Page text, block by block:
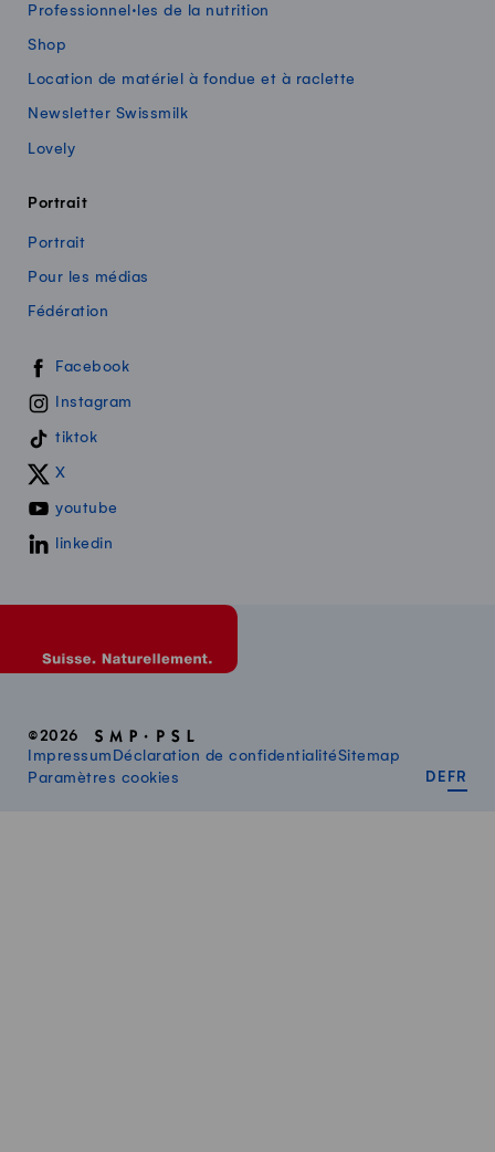
Professionnel·les de la nutrition
Shop
Location de matériel à fondue et à raclette
Newsletter Swissmilk
Lovely
Portrait
Portrait
Pour les médias
Fédération
Swissmilk sur les réseaux sociaux
Facebook
Instagram
tiktok
X
youtube
linkedin
©2026
Impressum Déclaration de confidentialitéSitemap
Paramètres cookies
DE FR